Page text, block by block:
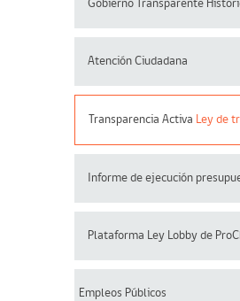
Gobierno Transparente
Atención Ciudadana
Transparencia Activa Ley de
Informe de ejecución
Plataforma Ley Lobby de
Empleos Públicos